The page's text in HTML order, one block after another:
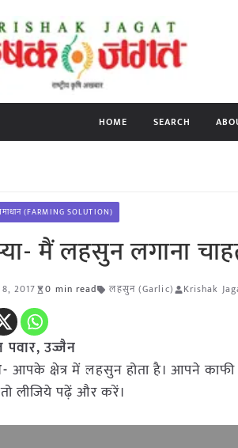
HOME SEARCH
(FARMING SOLUTION)
मैं लहसुन लगाना
2017 0 min read लहसुन (Garlic) Krishak
उज्जैन
आपके क्षेत्र में लहसुन होता है। आपने काफी
लीजिये पढ़ें और करें।